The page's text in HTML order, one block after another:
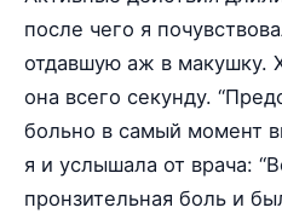
после чего я
отдавшую аж в макушку.
она всего секунду.
больно в самый момент
я и услышала от врача:
пронзительная боль и